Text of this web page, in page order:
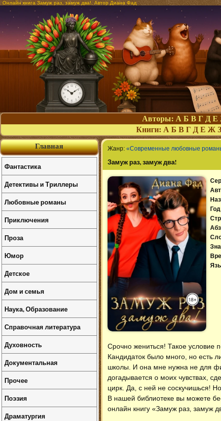
Онлайн книга Замуж раз, замуж два!. Автор Диана Фад
Авторы: А Б В Г Д Е
Книги: А Б В Г Д Е Ж З
Жанр: «Современные любовные
Замуж раз, замуж два!
Срочно жениться! Такое условие
Кандидаток было много, но есть
школы. И она мне нужна не для
догадывается о моих чувствах,
цирк. Да, с ней не соскучишься!
В нашей библиотеке вы можете
онлайн книгу «Замуж раз, замуж
Главная
Фантастика
Детективы и Триллеры
Любовные романы
Приключения
Проза
Юмор
Детское
Дом и семья
Наука, Образование
Справочная литература
Духовность
Документальная
Прочее
Поэзия
Драматургия